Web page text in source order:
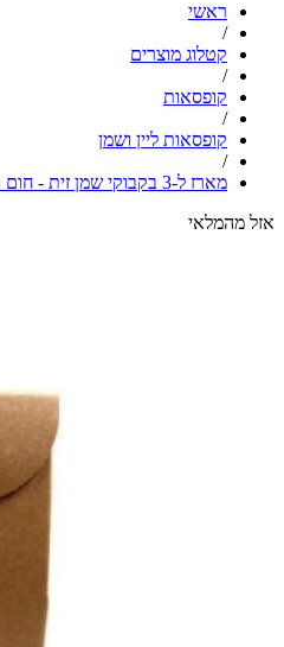
ראשי
/
קטלוג מוצרים
/
קופסאות
/
קופסאות ליין ושמן
/
מארז ל-3 בקבוקי שמן זית - חום טבעי
אזל מהמלאי